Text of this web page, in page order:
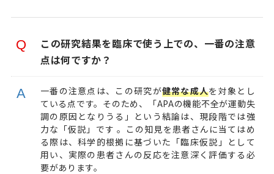
この研究結果を臨床で使う上での、一番の注意
点は何ですか？
一番の注意点は、この研究が健常な成人を対象とし
ている点です。そのため、「APAの機能不全が運動失
調の原因となりうる」という結論は、現段階では強
力な「仮説」です 。この知見を患者さんに当てはめ
る際は、科学的根拠に基づいた「臨床仮説」として
用い、実際の患者さんの反応を注意深く評価する必
要があります。